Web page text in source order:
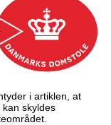
i artiklen, at
skyldes